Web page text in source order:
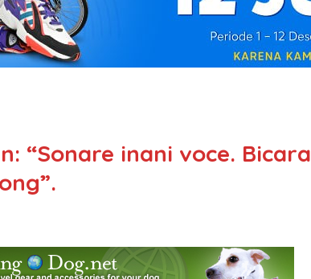
“Sonare inani voce. Bicara